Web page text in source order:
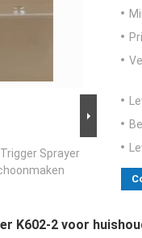
Sprayer
K602-2 voor